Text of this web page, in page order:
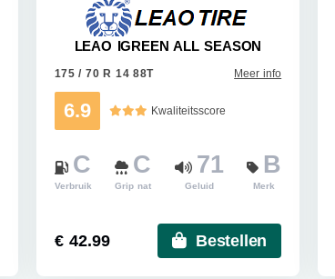
LEAO IGREEN ALL SEASON
175 / 70 R 14 88T Meer info
6.9 Kwaliteitsscore
C
Verbruik
C
Grip nat
71
Geluid
B
Merk
€ 42.99 Bestellen